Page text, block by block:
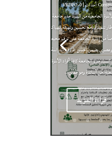
VRDPO-أحداث| 0
الجامعية من السيد مدير جامعة
1في إطار تنفيذ برنامج تحسين وتهيئة الهياكل
من إدارة الجامعة على توفير محيط
يضمن أحسن ظروف الدراسة
مدير الجامعة كافة أفراد الأسرة
من أساتذة وموظفين...
قراءة المزيد
inst-aero أحداث و
و الدراسات الفضائية
أخبار
معهد الطيران و الدراسات الفضائية